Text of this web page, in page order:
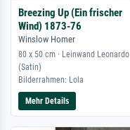
Breezing Up (Ein frischer
Wind) 1873-76
Winslow Homer
80 x 50 cm · Leinwand Leonardo
(Satin)
Bilderrahmen: Lola
Mehr Details